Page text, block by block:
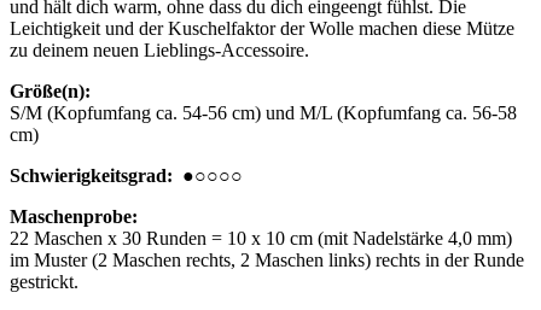
und hält dich warm, ohne dass du dich eingeengt fühlst. Die
Leichtigkeit und der Kuschelfaktor der Wolle machen diese Mütze
zu deinem neuen Lieblings-Accessoire.
Größe(n):
S/M (Kopfumfang ca. 54-56 cm) und M/L (Kopfumfang ca. 56-58
cm)
Schwierigkeitsgrad: ●○○○○
Maschenprobe:
22 Maschen x 30 Runden = 10 x 10 cm (mit Nadelstärke 4,0 mm)
im Muster (2 Maschen rechts, 2 Maschen links) rechts in der Runde
gestrickt.